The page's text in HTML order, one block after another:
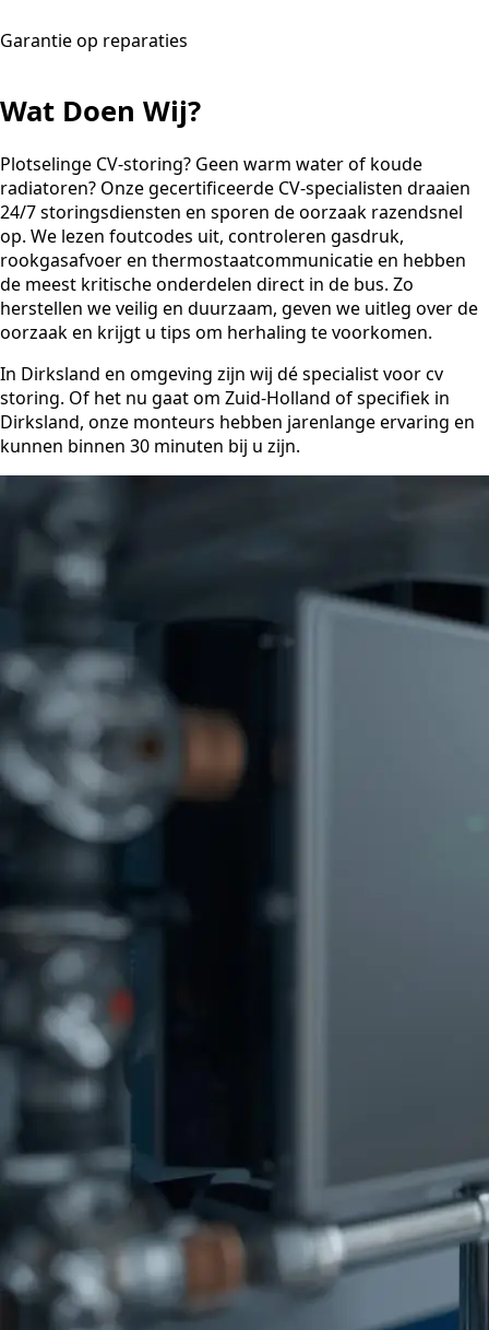
Garantie op reparaties
Wat Doen Wij?
Plotselinge CV-storing? Geen warm water of koude
radiatoren? Onze gecertificeerde CV-specialisten draaien
24/7 storingsdiensten en sporen de oorzaak razendsnel
op. We lezen foutcodes uit, controleren gasdruk,
rookgasafvoer en thermostaatcommunicatie en hebben
de meest kritische onderdelen direct in de bus. Zo
herstellen we veilig en duurzaam, geven we uitleg over de
oorzaak en krijgt u tips om herhaling te voorkomen.
In Dirksland en omgeving zijn wij dé specialist voor cv
storing. Of het nu gaat om Zuid-Holland of specifiek in
Dirksland, onze monteurs hebben jarenlange ervaring en
kunnen binnen 30 minuten bij u zijn.